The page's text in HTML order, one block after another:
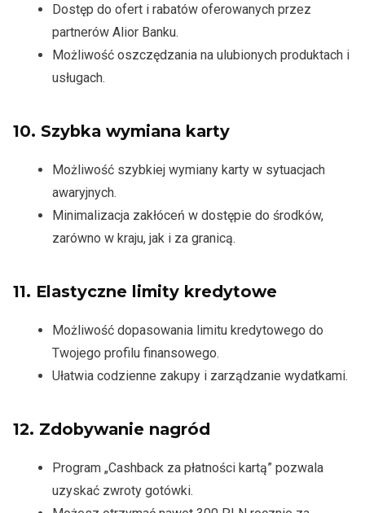
Dostęp do ofert i rabatów oferowanych przez
partnerów Alior Banku.
Możliwość oszczędzania na ulubionych produktach i
usługach.
10. Szybka wymiana karty
Możliwość szybkiej wymiany karty w sytuacjach
awaryjnych.
Minimalizacja zakłóceń w dostępie do środków,
zarówno w kraju, jak i za granicą.
11. Elastyczne limity kredytowe
Możliwość dopasowania limitu kredytowego do
Twojego profilu finansowego.
Ułatwia codzienne zakupy i zarządzanie wydatkami.
12. Zdobywanie nagród
Program „Cashback za płatności kartą” pozwala
uzyskać zwroty gotówki.